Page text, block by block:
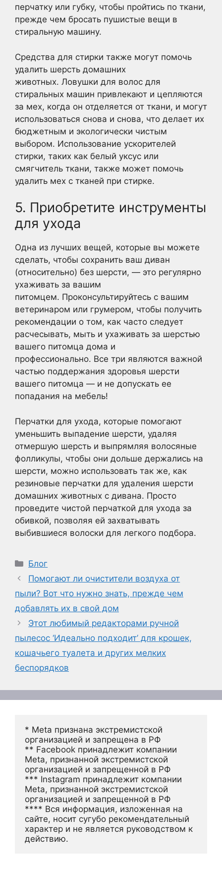
перчатку или губку, чтобы пройтись по ткани,
прежде чем бросать пушистые вещи в
стиральную машину.
Средства для стирки также могут помочь
удалить шерсть домашних
животных. Ловушки для волос для
стиральных машин привлекают и цепляются
за мех, когда он отделяется от ткани, и могут
использоваться снова и снова, что делает их
бюджетным и экологически чистым
выбором. Использование ускорителей
стирки, таких как белый уксус или
смягчитель ткани, также может помочь
удалить мех с тканей при стирке.
5. Приобретите инструменты
для ухода
Одна из лучших вещей, которые вы можете
сделать, чтобы сохранить ваш диван
(относительно) без шерсти, — это регулярно
ухаживать за вашим
питомцем. Проконсультируйтесь с вашим
ветеринаром или грумером, чтобы получить
рекомендации о том, как часто следует
расчесывать, мыть и ухаживать за шерстью
вашего питомца дома и
профессионально. Все три являются важной
частью поддержания здоровья шерсти
вашего питомца — и не допускать ее
попадания на мебель!
Перчатки для ухода, которые помогают
уменьшить выпадение шерсти, удаляя
отмершую шерсть и выпрямляя волосяные
фолликулы, чтобы они дольше держались на
шерсти, можно использовать так же, как
резиновые перчатки для удаления шерсти
домашних животных с дивана. Просто
проведите чистой перчаткой для ухода за
обивкой, позволяя ей захватывать
выбившиеся волоски для легкого подбора.
Рубрики
Блог
Помогают ли очистители воздуха от
пыли? Вот что нужно знать, прежде чем
добавлять их в свой дом
Этот любимый редакторами ручной
пылесос ‘Идеально подходит’ для крошек,
кошачьего туалета и других мелких
беспорядков
* Meta признана экстремистской
организацией и запрещена в РФ
** Facebook принадлежит компании
Meta, признанной экстремистской
организацией и запрещенной в РФ
*** Instagram принадлежит компании
Meta, признанной экстремистской
организацией и запрещенной в РФ
**** Вся информация, изложенная на
сайте, носит сугубо рекомендательный
характер и не является руководством к
действию.